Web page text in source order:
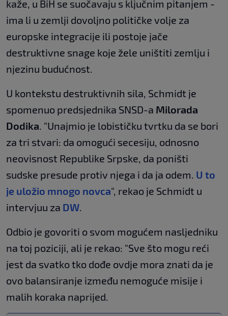
kaže, u BiH se suočavaju s ključnim pitanjem -
ima li u zemlji dovoljno političke volje za
europske integracije ili postoje jače
destruktivne snage koje žele uništiti zemlju i
njezinu budućnost.
U kontekstu destruktivnih sila, Schmidt je
spomenuo predsjednika SNSD-a Milorada
Dodika. "Unajmio je lobističku tvrtku da se bori
za tri stvari: da omogući secesiju, odnosno
neovisnost Republike Srpske, da poništi
sudske presude protiv njega i da ja odem. U to
je uložio mnogo novca", rekao je Schmidt u
intervjuu za DW.
Odbio je govoriti o svom mogućem nasljedniku
na toj poziciji, ali je rekao: "Sve što mogu reći
jest da svatko tko dođe ovdje mora znati da je
ovo balansiranje između nemoguće misije i
malih koraka naprijed.